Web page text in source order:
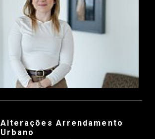
Alterações Arrendamento
Urbano